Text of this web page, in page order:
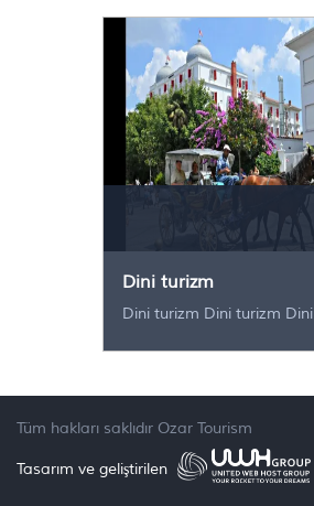
Dini turizm
Dini turizm Dini turizm Dini
Tüm hakları saklıdır Ozar Tourism
Tasarım ve geliştirilen